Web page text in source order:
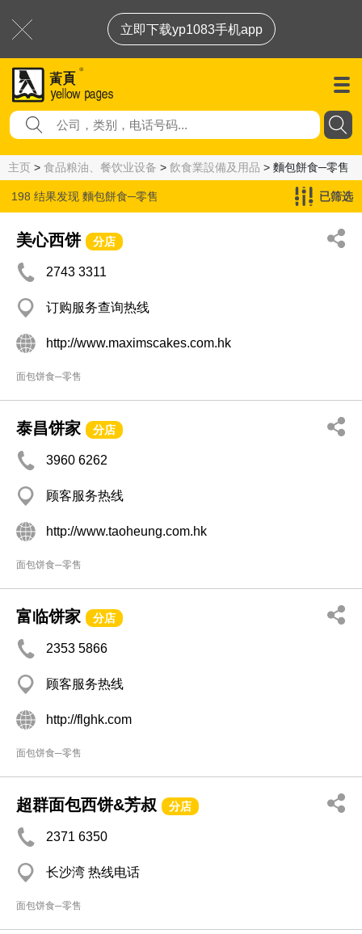
立即下载yp1083手机app
主页 > 食品粮油、餐饮业设备 > 飲食業設備及用品 > 麵包餅食─零售
198 结果发现 麵包餅食─零售 已筛选
美心西饼 分店
2743 3311
订购服务查询热线
http://www.maximscakes.com.hk
面包饼食─零售
泰昌饼家 分店
3960 6262
顾客服务热线
http://www.taoheung.com.hk
面包饼食─零售
富临饼家 分店
2353 5866
顾客服务热线
http://flghk.com
面包饼食─零售
超群面包西饼&芳叔 分店
2371 6350
长沙湾 热线电话
面包饼食─零售